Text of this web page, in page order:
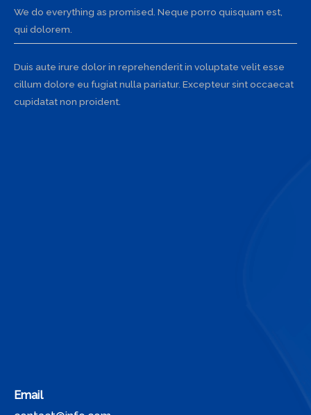
We do everything as promised. Neque porro quisquam est,
qui dolorem.
Duis aute irure dolor in reprehenderit in voluptate velit esse
cillum dolore eu fugiat nulla pariatur. Excepteur sint occaecat
cupidatat non proident.
Email